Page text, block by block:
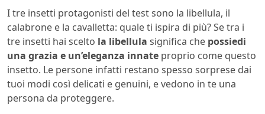
I tre insetti protagonisti del test sono la libellula, il
calabrone e la cavalletta: quale ti ispira di più? Se tra i
tre insetti hai scelto la libellula significa che possiedi
una grazia e un’eleganza innate proprio come questo
insetto. Le persone infatti restano spesso sorprese dai
tuoi modi così delicati e genuini, e vedono in te una
persona da proteggere.